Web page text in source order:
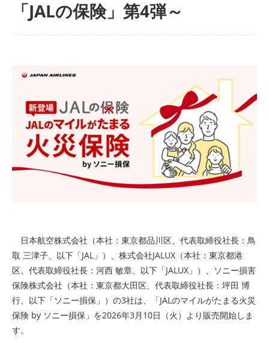
「JALの保険」第4弾～
日本航空株式会社（本社：東京都品川区、代表取締役社長：鳥
取 三津子、以下「JAL」）、株式会社JALUX（本社：東京都港
区、代表取締役社長：河西 敏章、以下「JALUX」）、ソニー損害
保険株式会社（本社：東京都大田区、代表取締役社長：坪田 博
行、以下「ソニー損保」）の3社は、「JALのマイルがたまる火災
保険 by ソニー損保」を2026年3月10日（火）より販売開始しま
す。